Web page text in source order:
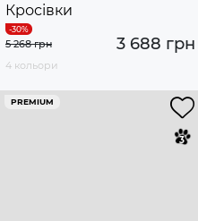
Кросівки
3 688 грн
5 268 грн
4 кольори
PREMIUM